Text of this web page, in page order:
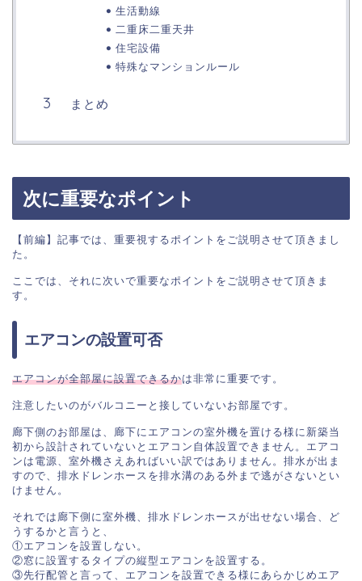
生活動線
二重床二重天井
住宅設備
特殊なマンションルール
まとめ
次に重要なポイント
【前編】記事では、重要視するポイントをご説明させて頂きまし
た。
ここでは、それに次いで重要なポイントをご説明させて頂きま
す。
エアコンの設置可否
エアコンが全部屋に設置できるかは非常に重要です。
注意したいのがバルコニーと接していないお部屋です。
廊下側のお部屋は、廊下にエアコンの室外機を置ける様に新築当
初から設計されていないとエアコン自体設置できません。エアコ
ンは電源、室外機さえあればいい訳ではありません。排水が出ま
すので、排水ドレンホースを排水溝のある外まで逃がさないとい
けません。
それでは廊下側に室外機、排水ドレンホースが出せない場合、ど
うするかと言うと、
①エアコンを設置しない。
②窓に設置するタイプの縦型エアコンを設置する。
③先行配管と言って、エアコンを設置できる様にあらかじめエア